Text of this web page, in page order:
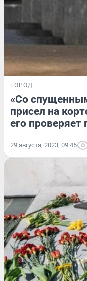
ГОРОД
«Со
присел на
его проверяет
29 августа, 2023, 09:45